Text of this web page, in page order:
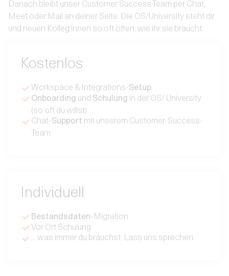
Danach bleibt unser Customer Success Team per Chat,
Meet oder Mail an deiner Seite. Die OS/University steht dir
und neuen Kolleg:innen so oft offen, wie ihr sie braucht.
Kostenlos
Workspace & Integrations-Setup
Onboarding und Schulung in der OS/ University
(so oft du willst)
Chat-Support mit unserem Customer-Success-
Team
Individuell
Bestandsdaten-Migration
Vor Ort Schulung
… was immer du brauchst. Lass uns sprechen.